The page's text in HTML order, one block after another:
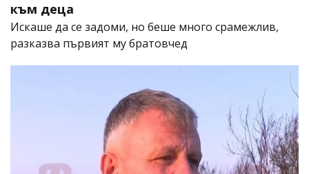
към деца
Искаше да се задоми, но беше много срамежлив,
разказва първият му братовчед